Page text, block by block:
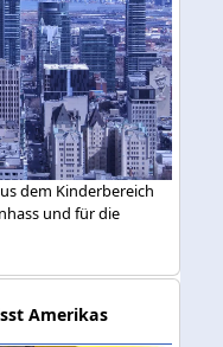
dem Kinderbereich
und für die
Amerikas